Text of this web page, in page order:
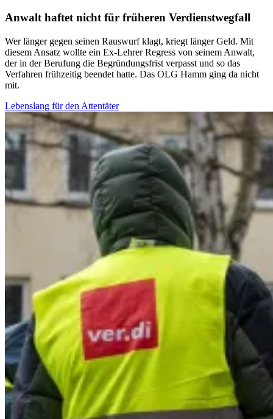
Anwalt haftet nicht für früheren Verdienstwegfall
Wer länger gegen seinen Rauswurf klagt, kriegt länger Geld. Mit
diesem Ansatz wollte ein Ex-Lehrer Regress von seinem Anwalt,
der in der Berufung die Begründungsfrist verpasst und so das
Verfahren frühzeitig beendet hatte. Das OLG Hamm ging da nicht
mit.
Lebenslang für den Attentäter